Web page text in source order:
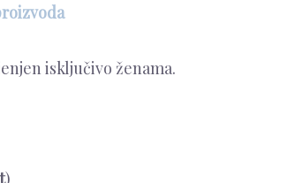
isključivo ženama.
)